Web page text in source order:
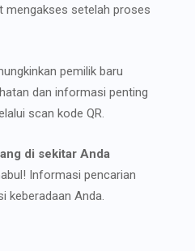
mengakses setelah proses
pemilik baru
dan informasi penting
scan kode QR.
di sekitar Anda
Informasi pencarian
keberadaan Anda.